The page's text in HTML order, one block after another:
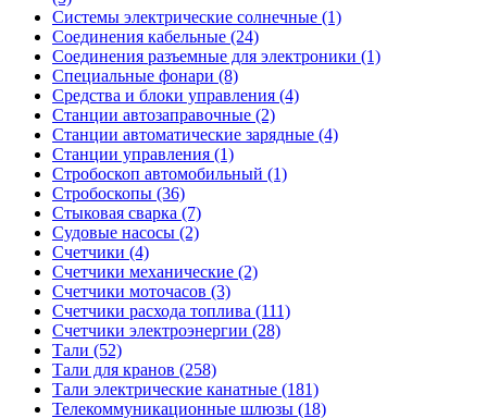
Системы электрические солнечные (1)
Соединения кабельные (24)
Соединения разъемные для электроники (1)
Специальные фонари (8)
Средства и блоки управления (4)
Станции автозаправочные (2)
Станции автоматические зарядные (4)
Станции управления (1)
Стробоскоп автомобильный (1)
Стробоскопы (36)
Стыковая сварка (7)
Судовые насосы (2)
Счетчики (4)
Счетчики механические (2)
Счетчики моточасов (3)
Счетчики расхода топлива (111)
Счетчики электроэнергии (28)
Тали (52)
Тали для кранов (258)
Тали электрические канатные (181)
Телекоммуникационные шлюзы (18)